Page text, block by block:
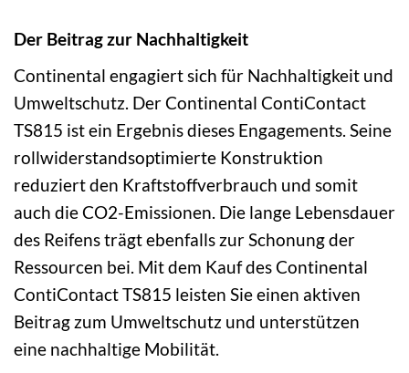
Der Beitrag zur Nachhaltigkeit
Continental engagiert sich für Nachhaltigkeit und
Umweltschutz. Der Continental ContiContact
TS815 ist ein Ergebnis dieses Engagements. Seine
rollwiderstandsoptimierte Konstruktion
reduziert den Kraftstoffverbrauch und somit
auch die CO2-Emissionen. Die lange Lebensdauer
des Reifens trägt ebenfalls zur Schonung der
Ressourcen bei. Mit dem Kauf des Continental
ContiContact TS815 leisten Sie einen aktiven
Beitrag zum Umweltschutz und unterstützen
eine nachhaltige Mobilität.